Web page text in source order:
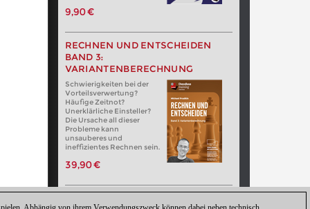
9,90 €
RECHNEN UND ENTSCHEIDEN
BAND 3:
VARIANTENBERECHNUNG
Schwierigkeiten bei der
Vorteilsverwertung?
Häufige Zeitnot?
Unerklärliche Einsteller?
Die Ursache all dieser
Probleme kann
unsauberes und
ineffizientes Rechnen sein.
39,90 €